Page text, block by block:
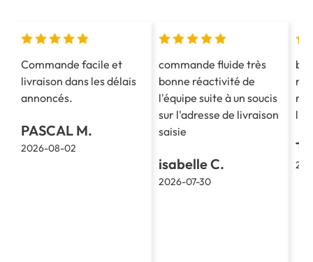
Commande facile et
livraison dans les délais
annoncés.
PASCAL M.
2026-08-02
commande fluide très
bonne réactivité de
l'équipe suite à un soucis
sur l'adresse de livraison
saisie
isabelle C.
2026-07-30